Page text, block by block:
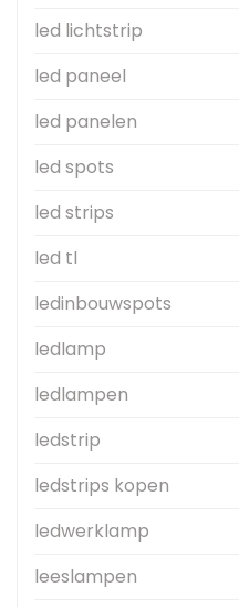
led lichtstrip
led paneel
led panelen
led spots
led strips
led tl
ledinbouwspots
ledlamp
ledlampen
ledstrip
ledstrips kopen
ledwerklamp
leeslampen